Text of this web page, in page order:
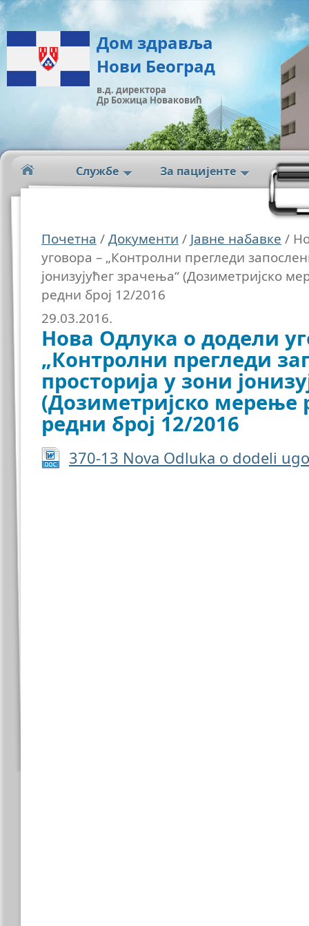
Дом здравља
Нови Београд
в.д. директора
Др Божица Новаковић
Службе За пацијенте
Почетна /Документи / Јавне набавке /
уговора – „Контролни прегледи
јонизујућег зрачења“ (Дозиметријско
редни број 12/2016
29.03.2016.
Нова Одлука о додели
„Контролни прегледи
просторија у зони
(Дозиметријско мерење
редни број 12/2016
370-13 Nova Odluka o dodeli